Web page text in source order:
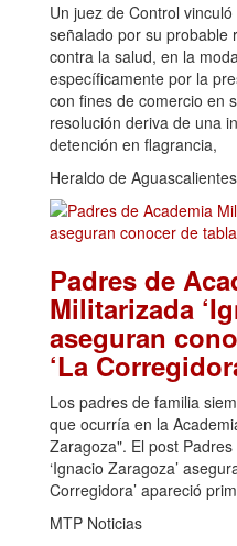
Un juez de Control vinculó
señalado por su probable
contra la salud, en la
específicamente por la
con fines de comercio en
resolución deriva de una
detención en flagrancia,
Heraldo de Aguascalientes
Padres de
Militarizada
aseguran
‘La
Los padres de familia
que ocurría en la
Zaragoza". El post
‘Ignacio Zaragoza’
Corregidora’ apareció
MTP Noticias